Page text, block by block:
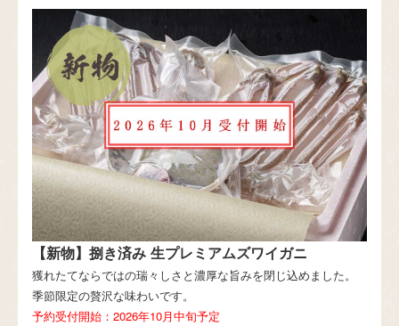
【新物】捌き済み 生プレミアムズワイガニ
獲れたてならではの瑞々しさと濃厚な旨みを閉じ込めました。
季節限定の贅沢な味わいです。
予約受付開始：2026年10月中旬予定